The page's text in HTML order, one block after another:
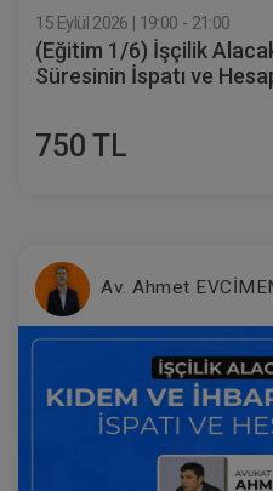
15 Eylül 2026 | 19:00 - 21:00
(Eğitim 1/6) İşçilik
Süresinin İspatı ve
750 TL
Av. Ahmet